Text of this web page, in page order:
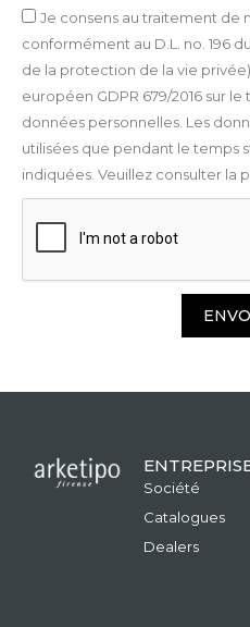
Je consens au traitement de
conformément au D.L. no. 196
de la protection de la vie
européen GDPR 679/2016 sur
données personnelles. Les
utilisées que pendant le temps
indiquées. Veuillez consulter la
Société
Catalogues
Dealers